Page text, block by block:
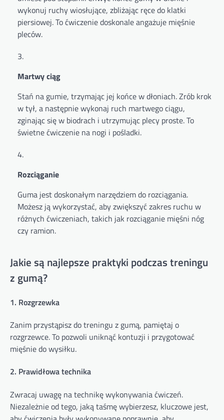
wykonuj ruchy wiosłujące, zbliżając ręce do klatki
piersiowej. To ćwiczenie doskonale angażuje mięśnie
pleców.
Martwy ciąg
Stań na gumie, trzymając jej końce w dłoniach. Zrób krok
w tył, a następnie wykonaj ruch martwego ciągu,
zginając się w biodrach i utrzymując plecy proste. To
świetne ćwiczenie na nogi i pośladki.
Rozciąganie
Guma jest doskonałym narzędziem do rozciągania.
Możesz ją wykorzystać, aby zwiększyć zakres ruchu w
różnych ćwiczeniach, takich jak rozciąganie mięśni nóg
czy ramion.
Jakie są najlepsze praktyki podczas treningu
z gumą?
1. Rozgrzewka
Zanim przystąpisz do treningu z gumą, pamiętaj o
rozgrzewce. To pozwoli uniknąć kontuzji i przygotować
mięśnie do wysiłku.
2. Prawidłowa technika
Zwracaj uwagę na technikę wykonywania ćwiczeń.
Niezależnie od tego, jaką taśmę wybierzesz, kluczowe jest,